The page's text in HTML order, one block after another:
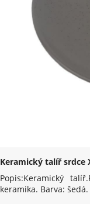
Keramický talíř srdce
Popis:Keramický
keramika. Barva: